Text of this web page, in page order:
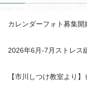
カレンダーフォト募集開
2026年6月-7月ストレス
【市川しつけ教室より